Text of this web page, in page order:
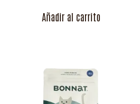
Añadir al carrito